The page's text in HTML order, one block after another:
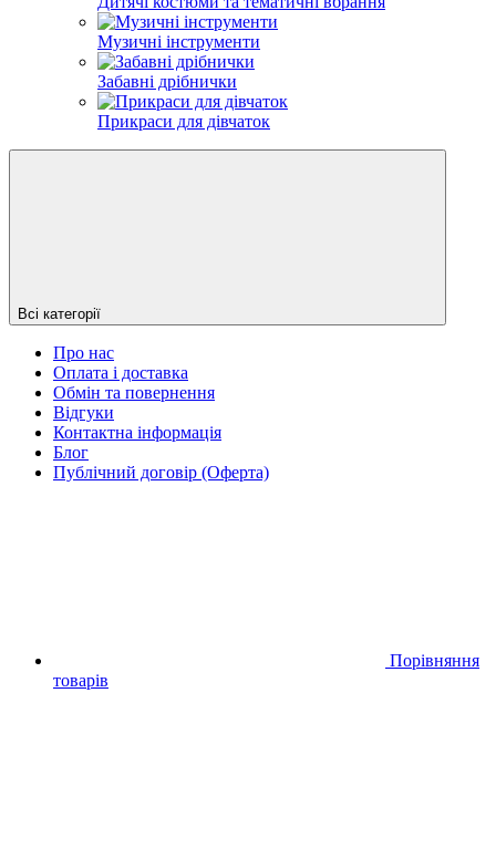
Музичні інструменти
Забавні дрібнички
Прикраси для дівчаток
Всі категорії
Про нас
Оплата і доставка
Обмін та повернення
Відгуки
Контактна інформація
Блог
Публічний договір (Оферта)
Порівняння
товарів